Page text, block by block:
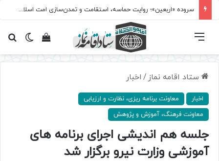
سروده‌ «اربعین»؛ روایت حماسه، استقامت و تمدن‌سازی امت اسلامی
تغییرمشاهده فهرست
ستاد اقامه نماز / اخبار
اخبار
معاونت ‌برنامه ریزی، نظارت و ارزیابی
معاونت فرهنگ، آموزش و پژوهش
جلسه هم اندیشی اجرای برنامه های
آموزشی وزارت نیرو برگزار شد